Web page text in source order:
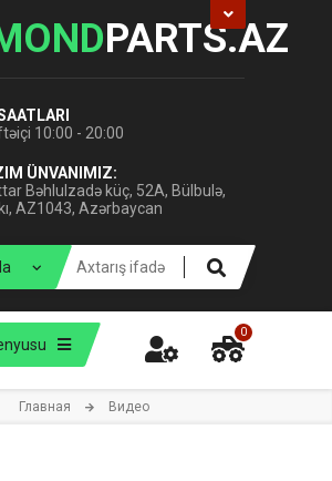
PARTS.AZ
10:00 - 20:00
ÜNVANIMIZ:
Bəhlulzadə küç, 52A, Bülbulə,
AZ1043, Azərbaycan
0
Главная Видео